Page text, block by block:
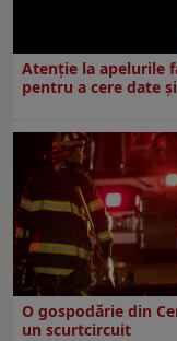
Atenție la apelurile
pentru a cere date
O gospodărie din
un scurtcircuit